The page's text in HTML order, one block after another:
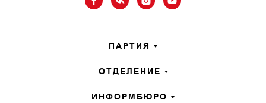
ПАРТИЯ
ОТДЕЛЕНИЕ
ИНФОРМБЮРО